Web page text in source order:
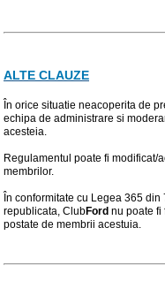
ALTE CLAUZE
În orice situatie neacoperita de
echipa de administrare si
acesteia.
Regulamentul poate fi modificat/
membrilor.
În conformitate cu Legea 365
republicata, ClubFord nu poate fi
postate de membrii acestuia.